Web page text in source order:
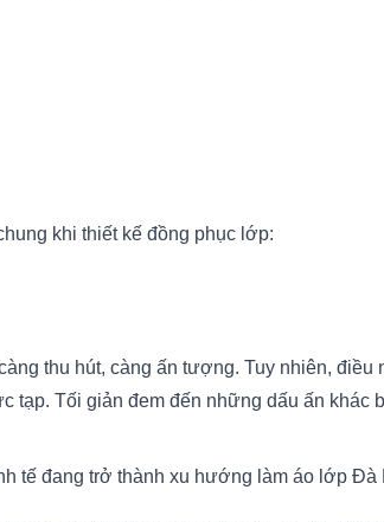
khi thiết kế đồng phục lớp:
thu hút, càng ấn tượng. Tuy nhiên,
tạp. Tối giản đem đến những dấu ấn khác